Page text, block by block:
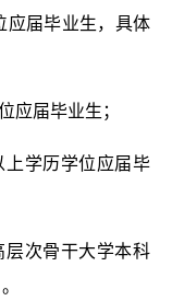
应届毕业生，具体
应届毕业生；
上学历学位应届毕
层次骨干大学本科